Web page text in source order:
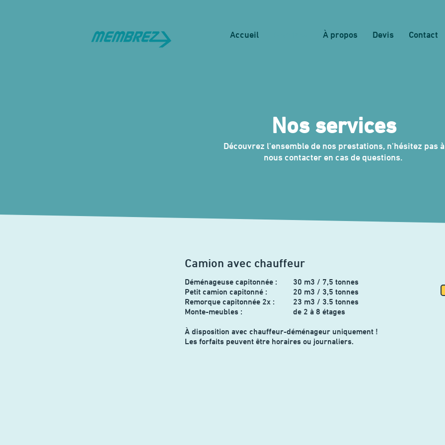
Accueil À propos Devis Contact
Nos services
Découvrez l'ensemble de nos prestations, n'hésitez pas à
nous contacter en cas de questions.
Camion avec chauffeur
Déménageuse capitonnée :
Petit camion capitonné :
Remorque capitonnée 2x :
Monte-meubles :
À disposition avec chauffeur-déménageur uniquement !
Les forfaits peuvent être horaires ou journaliers.
30 m3 / 7,5 tonnes
20 m3 / 3,5 tonnes
23 m3 / 3.5 tonnes
de 2 à 8 étages